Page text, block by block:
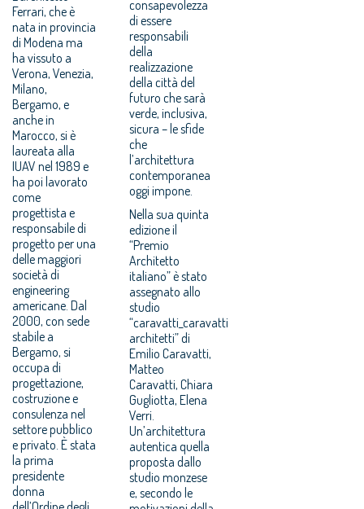
Ferrari, che è
nata in provincia
di Modena ma
ha vissuto a
Verona, Venezia,
Milano,
Bergamo, e
anche in
Marocco, si è
laureata alla
IUAV nel 1989 e
ha poi lavorato
come
progettista e
responsabile di
progetto per una
delle maggiori
società di
engineering
americane. Dal
2000, con sede
stabile a
Bergamo, si
occupa di
progettazione,
costruzione e
consulenza nel
settore pubblico
e privato. È stata
la prima
presidente
donna
consapevolezza
di essere
responsabili
della
realizzazione
della città del
futuro che sarà
verde, inclusiva,
sicura – le sfide
che
l’architettura
contemporanea
oggi impone.
Nella sua quinta
edizione il
“Premio
Architetto
italiano” è stato
assegnato allo
studio
“caravatti_caravatti
architetti” di
Emilio Caravatti,
Matteo
Caravatti, Chiara
Gugliotta, Elena
Verri.
Un’architettura
autentica quella
proposta dallo
studio monzese
e, secondo le